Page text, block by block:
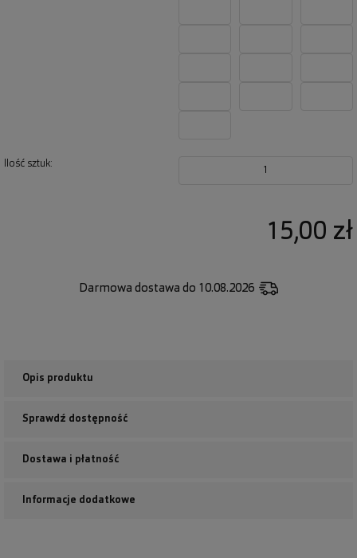
Ilość sztuk:
1
15,00 zł
Darmowa dostawa do 10.08.2026
Opis produktu
Sprawdź dostępność
Dostawa i płatność
Informacje dodatkowe